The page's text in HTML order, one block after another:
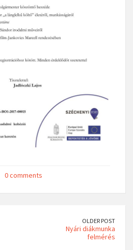
0 comments
OLDER POST
Nyári diákmunka
felmérés